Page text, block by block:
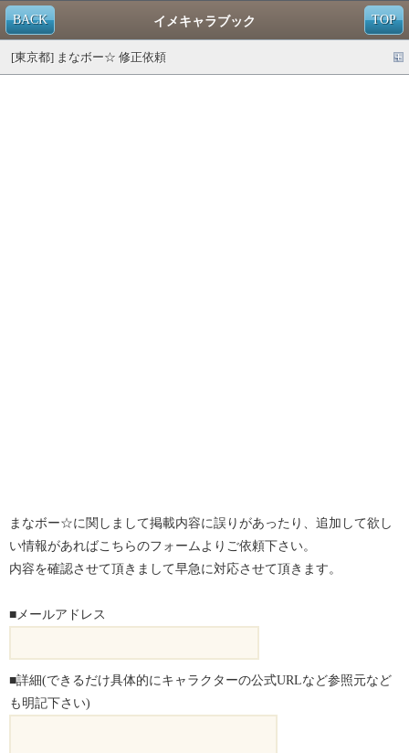
TOP
BACK イメキャラブック
[東京都] まなボー☆ 修正依頼
まなボー☆に関しまして掲載内容に誤りがあったり、追加して欲し
い情報があればこちらのフォームよりご依頼下さい。
内容を確認させて頂きまして早急に対応させて頂きます。
■メールアドレス
■詳細(できるだけ具体的にキャラクターの公式URLなど参照元など
も明記下さい)